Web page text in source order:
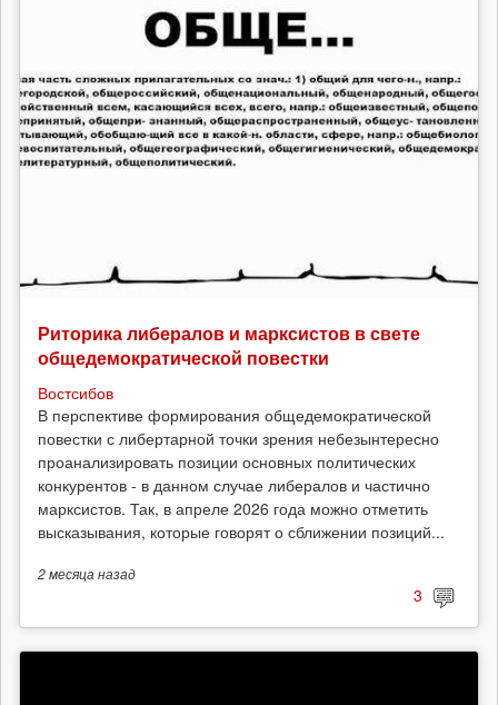
Риторика либералов и марксистов в свете
общедемократической повестки
Востсибов
В перспективе формирования общедемократической
повестки с либертарной точки зрения небезынтересно
проанализировать позиции основных политических
конкурентов - в данном случае либералов и частично
марксистов. Так, в апреле 2026 года можно отметить
высказывания, которые говорят о сближении позиций...
2 месяцаназад
3